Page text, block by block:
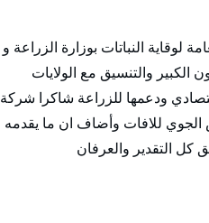
لوقاية النباتات بوزارة الزراعة و
الكبير والتنسيق مع الولايات
ودعمها للزراعة شاكرا شركة
للافات وأضاف ان ما يقدمه
كل التقدير والعرفان